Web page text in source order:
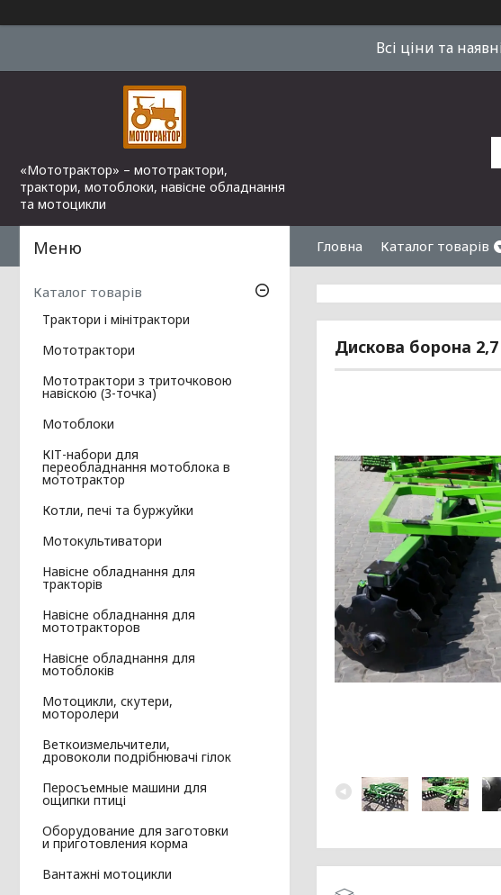
Всі ціни та
«Мототрактор» – мототрактори,
трактори, мотоблоки, навісне обладнання
та мотоцикли
Гловна Каталог товарів
Дискова борона
Каталог товарів
Трактори і мінітрактори
Мототрактори
Мототрактори з триточковою
навіскою (3-точка)
Мотоблоки
КІТ-набори для
переобладнання мотоблока в
мототрактор
Котли, печі та буржуйки
Мотокультиватори
Навісне обладнання для
тракторів
Навісне обладнання для
мототракторов
Навісне обладнання для
мотоблоків
Мотоцикли, скутери,
моторолери
Веткоизмельчители,
дровоколи подрібнювачі гілок
Перосъемные машини для
ощипки птиці
Оборудование для заготовки
и приготовления корма
Вантажні мотоцикли